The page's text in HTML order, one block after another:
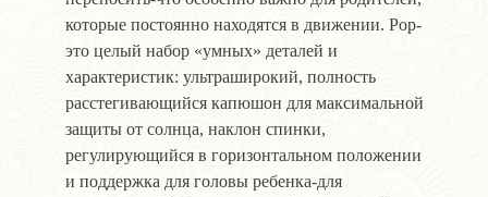
которые постоянно находятся в движении. Pop-
это целый набор «умных» деталей и
характеристик: ультраширокий, полность
расстегивающийся капюшон для максимальной
защиты от cолнца, наклон спинки,
регулирующийся в горизонтальном положении
и поддержка для головы ребенка-для